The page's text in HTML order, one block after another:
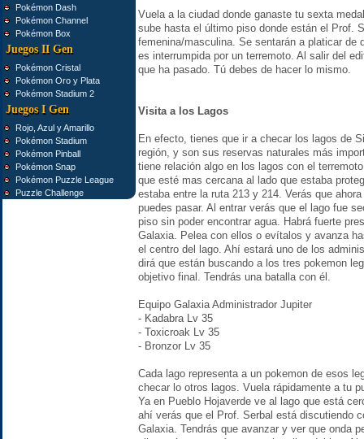
Pokémon Dash
Pokémon Channel
Pokémon Box
Juegos II Gen
Pokémon Cristal
Pokémon Oro y Plata
Pokémon Stadium 2
Juegos I Gen
Rojo, Azul y Amarillo
Pokémon Stadium
Pokémon Pinball
Pokémon Snap
Pokémon Puzzle League
Puzzle Challenge
Vuela a la ciudad donde ganaste tu sexta
sube hasta el último piso donde están el Prof.
femenina/masculina. Se sentarán a platicar de
es interrumpida por un terremoto. Al salir del
que ha pasado. Tú debes de hacer lo mismo.
Visita a los Lagos
En efecto, tienes que ir a checar los lagos de
región, y son sus reservas naturales más
tiene relación algo en los lagos con el
que esté mas cercana al lado que estaba
estaba entre la ruta 213 y 214. Verás que
puedes pasar. Al entrar verás que el lago fue
piso sin poder encontrar agua. Habrá fuerte
Galaxia. Pelea con ellos o evítalos y avanza
el centro del lago. Ahí estará uno de los
dirá que están buscando a los tres pokemon
objetivo final. Tendrás una batalla con él.
Equipo Galaxia Administrador Jupiter
- Kadabra Lv 35
- Toxicroak Lv 35
- Bronzor Lv 35
Cada lago representa a un pokemon de esos
checar lo otros lagos. Vuela rápidamente a tu
Ya en Pueblo Hojaverde ve al lago que está
ahí verás que el Prof. Serbal está discutiendo
Galaxia. Tendrás que avanzar y ver que onda